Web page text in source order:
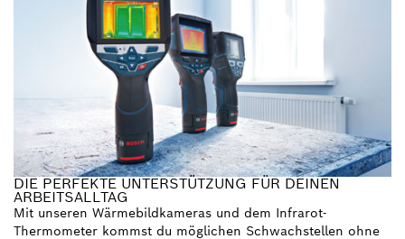
DIE PERFEKTE UNTERSTÜTZUNG FÜR DEINEN
ARBEITSALLTAG
Mit unseren Wärmebildkameras und dem Infrarot-
Thermometer kommst du möglichen Schwachstellen ohne